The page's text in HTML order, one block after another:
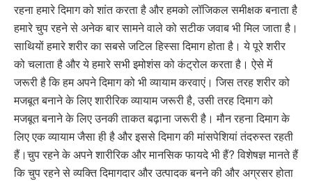
रहना हमारे दिमाग को शांत करता है और हमको लॉजिकल समीक्षक बनाता है
हमारे चुप रहने से अनेक बार सामने वाले को सटीक जवाब भी मिल जाता है।
साथियों हमारे शरीर का सबसे जटिल हिस्सा दिमाग होता है। ये पूरे शरीर
को चलाता है और ये हमारे सभी इमोशंस को कंट्रोल करता है। ऐसे में
जरूरी है कि हम अपने दिमाग को भी व्यायाम करवाएं। जिस तरह शरीर को
मजबूत बनाने के लिए शारीरिक व्यायाम जरूरी है, उसी तरह दिमाग को
मजबूत बनाने के लिए उनकी ताकत बढ़ाना जरूरी है। मौन रहना दिमाग के
लिए एक व्यायाम जैसा ही है और इससे दिमाग की मांसपेशियां तंदरुस्त रहती
हैं।चुप रहने के अपने शारीरिक और मानसिक फायदे भी हैं? विशेषज्ञ मानते हैं
कि चुप रहने से व्यक्ति दिमागदार और उत्पादक बनने की और अग्रसर होता